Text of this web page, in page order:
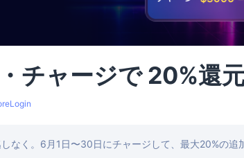
チャージで 20%還
なく。6月1日〜30日にチャージして、最大20%の追